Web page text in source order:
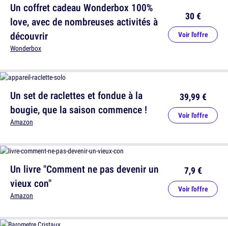
Un coffret cadeau Wonderbox 100%
love, avec de nombreuses activités à
découvrir
Wonderbox
30 €
Voir l'offre
Un set de raclettes et fondue à la
bougie, que la saison commence !
Amazon
39,99 €
Voir l'offre
Un livre "Comment ne pas devenir un
vieux con"
Amazon
7,9 €
Voir l'offre